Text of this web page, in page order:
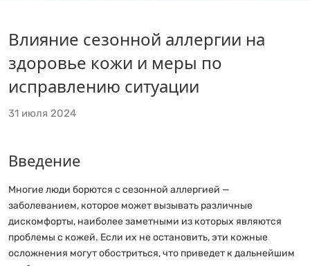
Главная Новости
Влияние сезонной аллергии на
здоровье кожи и меры по
исправлению ситуации
31 июля 2024
Введение
Многие люди борются с сезонной аллергией —
заболеванием, которое может вызывать различные
дискомфорты, наиболее заметными из которых являются
проблемы с кожей. Если их не остановить, эти кожные
осложнения могут обостриться, что приведет к дальнейшим